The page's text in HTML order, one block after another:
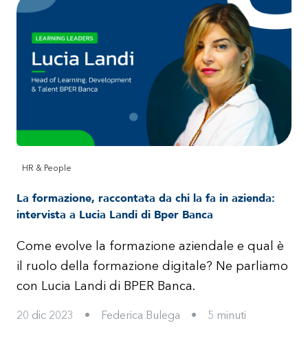
HR & People
La formazione, raccontata da chi la fa in azienda:
intervista a Lucia Landi di Bper Banca
Come evolve la formazione aziendale e qual è
il ruolo della formazione digitale? Ne parliamo
con Lucia Landi di BPER Banca.
20 dic 2023 • Federica Bulega • 5 minuti